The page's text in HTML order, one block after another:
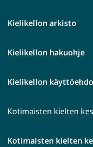
Kielikellon arkisto
Kielikellon hakuohje
Kielikellon
Kotimaisten kielten
Kotimaisten kielten